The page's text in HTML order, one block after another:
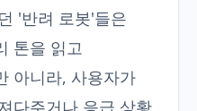
'반려 로봇'들은
톤을 읽고
아니라, 사용자가
다주거나 응급 상황